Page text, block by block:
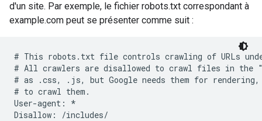
d'un site. Par exemple, le fichier robots.txt correspondant à
example.com peut se présenter comme suit :
# This robots.txt file controls crawling of URLs
# All crawlers are disallowed to crawl files in the
# as .css, .js, but Google needs them for rendering,
# to crawl them.
User-agent: *
Disallow: /includes/